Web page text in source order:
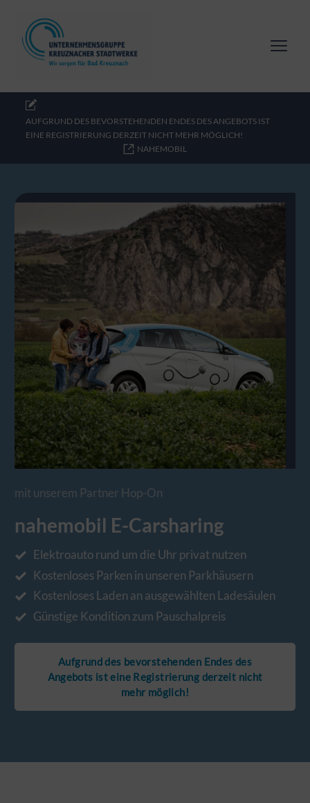
AUFGRUND DES BEVORSTEHENDEN ENDES DES ANGEBOTS IST
EINE REGISTRIERUNG DERZEIT NICHT MEHR MÖGLICH!
NAHEMOBIL
mit unserem Partner Hop-On
nahemobil E-Carsharing
Elektroauto rund um die Uhr privat nutzen
Kostenloses Parken in unseren Parkhäusern
Kostenloses Laden an ausgewählten Ladesäulen
Günstige Kondition zum Pauschalpreis
Aufgrund des bevorstehenden Endes des
Angebots ist eine Registrierung derzeit nicht
mehr möglich!